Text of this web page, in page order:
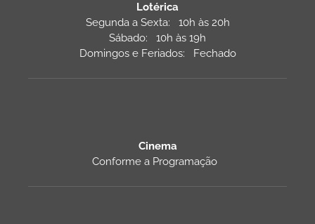
Lotérica
Segunda a Sexta: 10h às 20h
Sábado: 10h às 19h
Domingos e Feriados: Fechado
Cinema
Conforme a Programação